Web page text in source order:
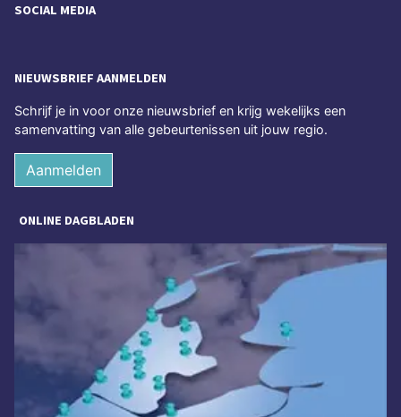
SOCIAL MEDIA
NIEUWSBRIEF AANMELDEN
Schrijf je in voor onze nieuwsbrief en krijg wekelijks een
samenvatting van alle gebeurtenissen uit jouw regio.
Aanmelden
ONLINE DAGBLADEN